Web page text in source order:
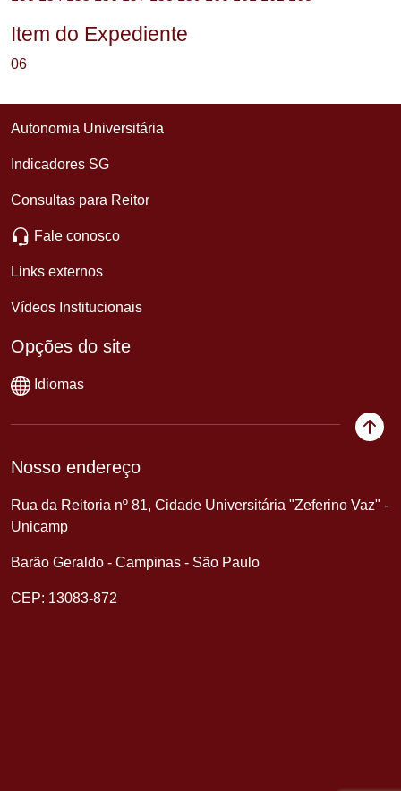
Item do Expediente
06
Autonomia Universitária
Indicadores SG
Consultas para Reitor
Fale conosco
Links externos
Vídeos Institucionais
Opções do site
Idiomas
Nosso endereço
Rua da Reitoria nº 81, Cidade Universitária "Zeferino Vaz" -
Unicamp
Barão Geraldo - Campinas - São Paulo
CEP: 13083-872